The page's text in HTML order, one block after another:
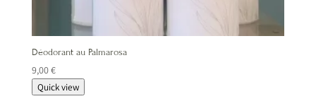
Déodorant au Palmarosa
9,00€
Quick view